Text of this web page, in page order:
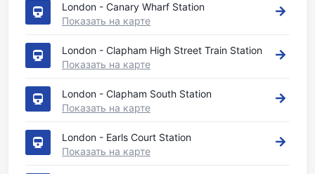
London - Canary Wharf Station
Показать на карте
London - Clapham High Street Train Station
Показать на карте
London - Clapham South Station
Показать на карте
London - Earls Court Station
Показать на карте